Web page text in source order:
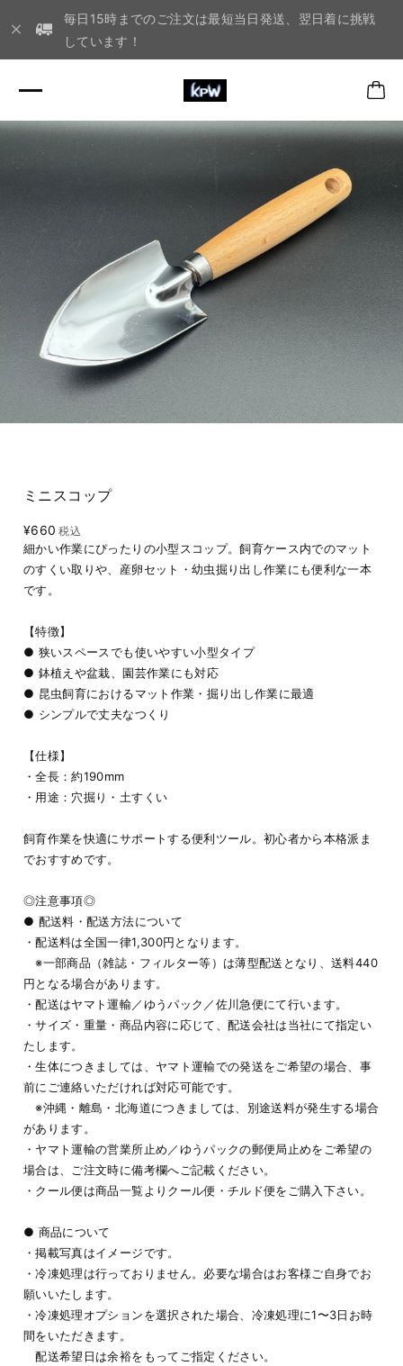
毎日15時までのご注文は最短当日発送、翌日着に挑戦
しています！
ミニスコップ
¥660 税込
細かい作業にぴったりの小型スコップ。飼育ケース内でのマット
のすくい取りや、産卵セット・幼虫掘り出し作業にも便利な一本
です。
【特徴】
● 狭いスペースでも使いやすい小型タイプ
● 鉢植えや盆栽、園芸作業にも対応
● 昆虫飼育におけるマット作業・掘り出し作業に最適
● シンプルで丈夫なつくり
【仕様】
・全長：約190mm
・用途：穴掘り・土すくい
飼育作業を快適にサポートする便利ツール。初心者から本格派ま
でおすすめです。
◎注意事項◎
● 配送料・配送方法について
・配送料は全国一律1,300円となります。
※一部商品（雑誌・フィルター等）は薄型配送となり、送料440
円となる場合があります。
・配送はヤマト運輸／ゆうパック／佐川急便にて行います。
・サイズ・重量・商品内容に応じて、配送会社は当社にて指定い
たします。
・生体につきましては、ヤマト運輸での発送をご希望の場合、事
前にご連絡いただければ対応可能です。
※沖縄・離島・北海道につきましては、別途送料が発生する場合
があります。
・ヤマト運輸の営業所止め／ゆうパックの郵便局止めをご希望の
場合は、ご注文時に備考欄へご記載ください。
・クール便は商品一覧よりクール便・チルド便をご購入下さい。
● 商品について
・掲載写真はイメージです。
・冷凍処理は行っておりません。必要な場合はお客様ご自身でお
願いいたします。
・冷凍処理オプションを選択された場合、冷凍処理に1〜3日お時
間をいただきます。
配送希望日は余裕をもってご指定ください。